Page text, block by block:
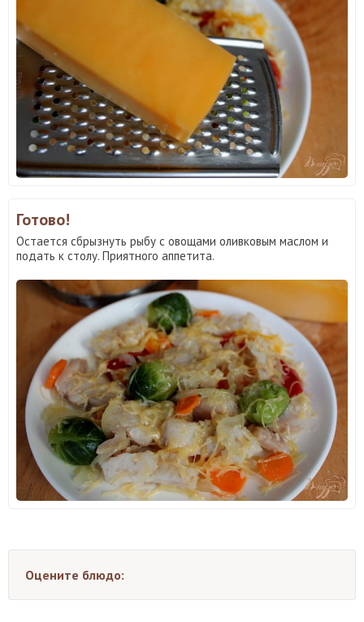
Готово!
Остается сбрызнуть рыбу с овощами оливковым маслом и
подать к столу. Приятного аппетита.
Оцените блюдо: